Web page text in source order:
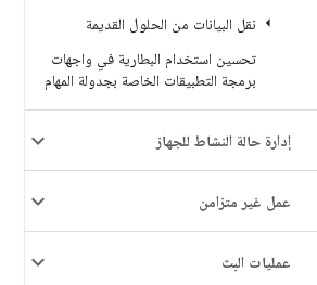
نقل البيانات من الحلول القديمة
تحسين استخدام البطارية في واجهات
برمجة التطبيقات الخاصة بجدولة المهام
إدارة حالة النشاط للجهاز
عمل غير متزامن
عمليات البث